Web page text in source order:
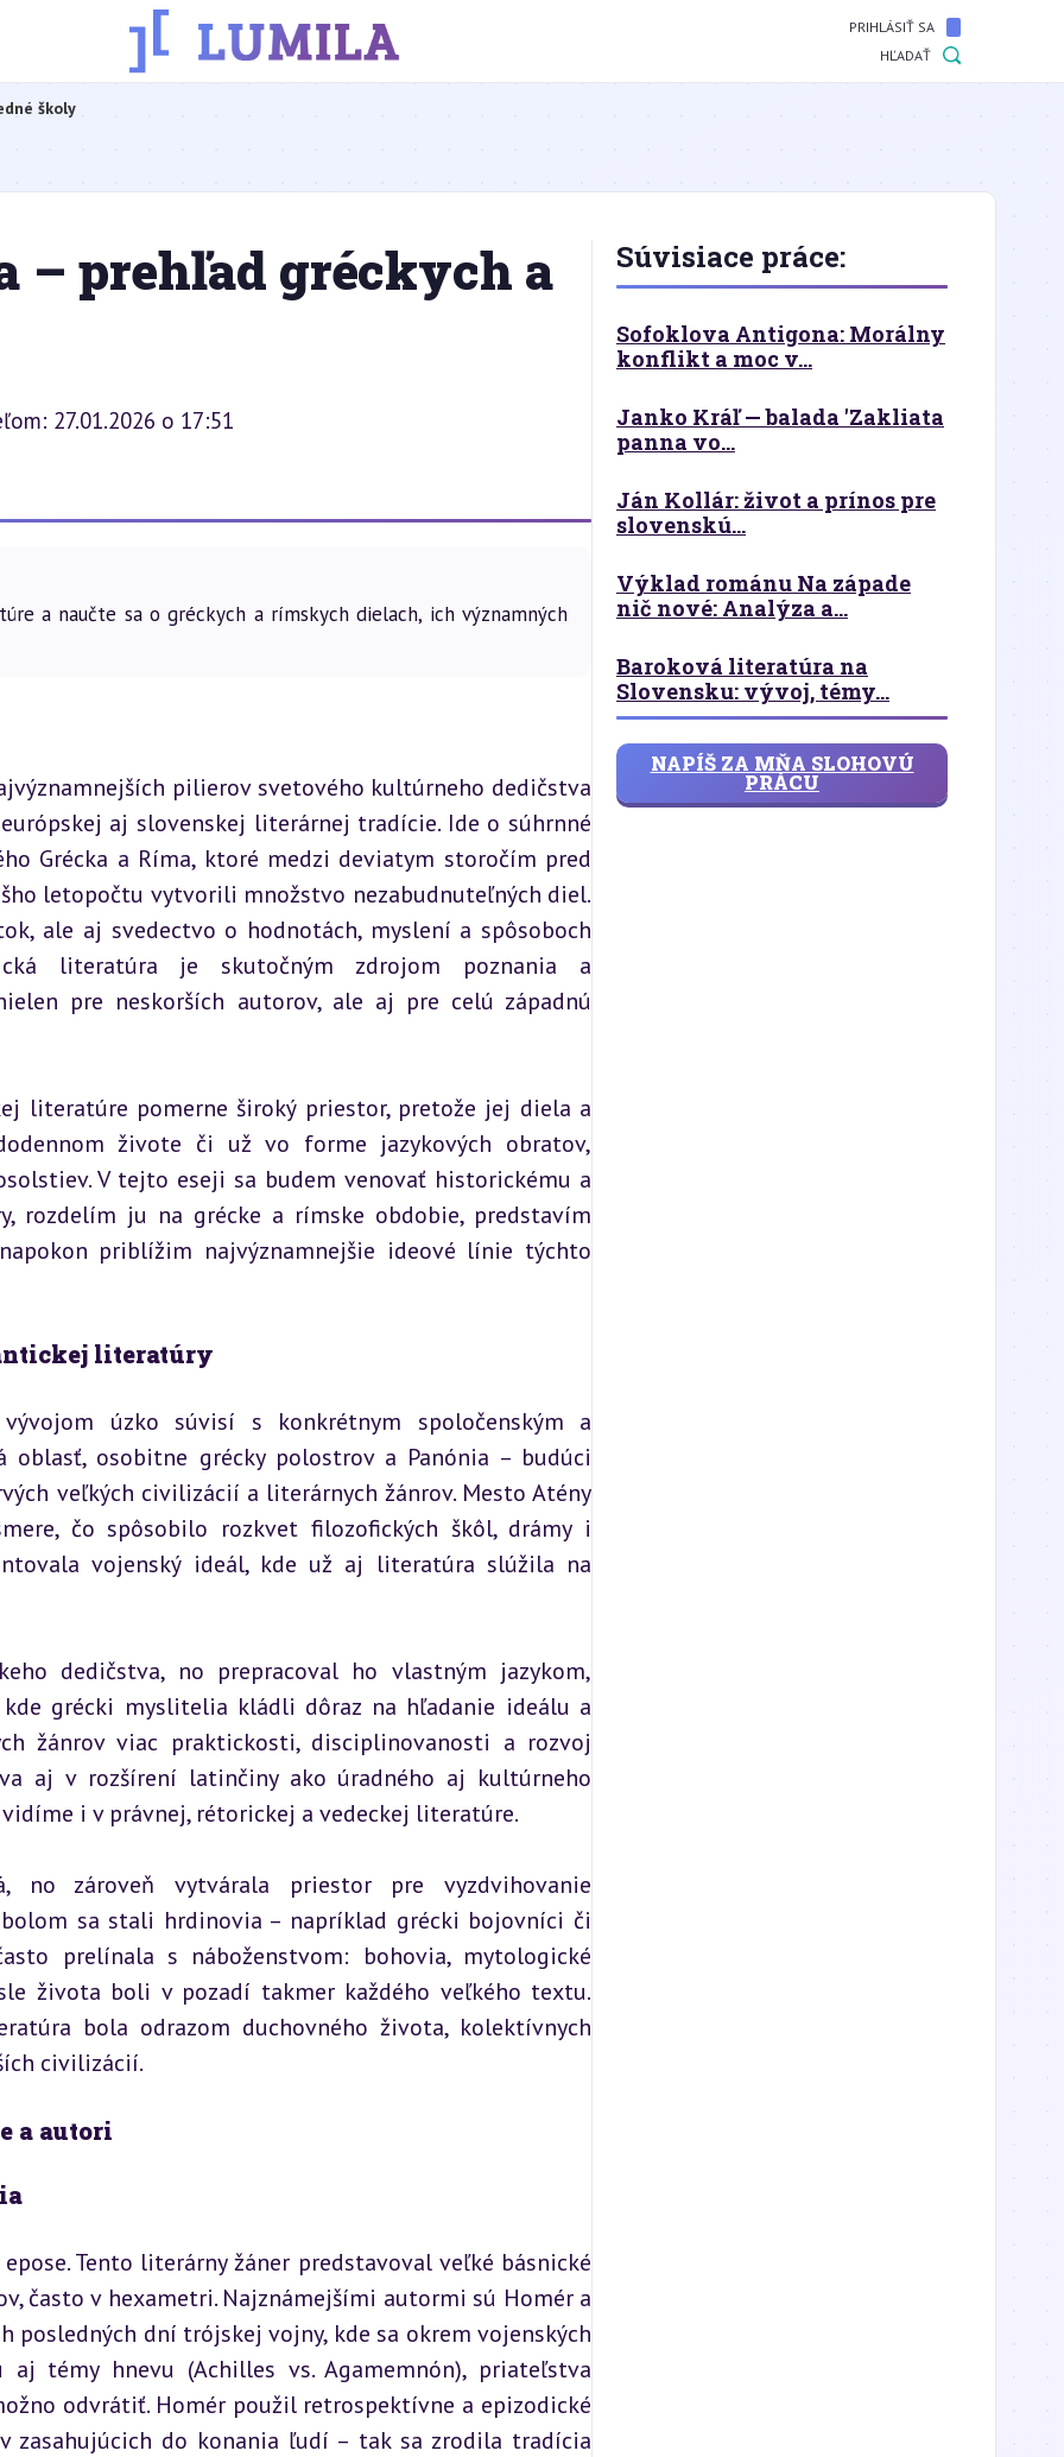
PRIHLÁSIŤ SA
HĽADAŤ
školy
– prehľad gréckych a
27.01.2026 o 17:51
a naučte sa o gréckych a rímskych dielach, ich významných
pilierov svetového kultúrneho dedičstva
aj slovenskej literárnej tradície. Ide o súhrnné
Grécka a Ríma, ktoré medzi deviatym storočím pred
letopočtu vytvorili množstvo nezabudnuteľných diel.
ale aj svedectvo o hodnotách, myslení a spôsoboch
literatúra je skutočným zdrojom poznania a
pre neskorších autorov, ale aj pre celú západnú
literatúre pomerne široký priestor, pretože jej diela a
živote či už vo forme jazykových obratov,
V tejto eseji sa budem venovať historickému a
rozdelím ju na grécke a rímske obdobie, predstavím
priblížim najvýznamnejšie ideové línie týchto
literatúry
úzko súvisí s konkrétnym spoločenským a
oblasť, osobitne grécky polostrov a Panónia – budúci
veľkých civilizácií a literárnych žánrov. Mesto Atény
čo spôsobilo rozkvet filozofických škôl, drámy i
vojenský ideál, kde už aj literatúra slúžila na
dedičstva, no prepracoval ho vlastným jazykom,
grécki myslitelia kládli dôraz na hľadanie ideálu a
žánrov viac praktickosti, disciplinovanosti a rozvoj
aj v rozšírení latinčiny ako úradného aj kultúrneho
i v právnej, rétorickej a vedeckej literatúre.
no zároveň vytvárala priestor pre vyzdvihovanie
sa stali hrdinovia – napríklad grécki bojovníci či
prelínala s náboženstvom: bohovia, mytologické
života boli v pozadí takmer každého veľkého textu.
bola odrazom duchovného života, kolektívnych
civilizácií.
a autori
Tento literárny žáner predstavoval veľké básnické
často v hexametri. Najznámejšími autormi sú Homér a
posledných dní trójskej vojny, kde sa okrem vojenských
témy hnevu (Achilles vs. Agamemnón), priateľstva
odvrátiť. Homér použil retrospektívne a epizodické
zasahujúcich do konania ľudí – tak sa zrodila tradícia
Súvisiace práce:
Sofoklova Antigona: Morálny
konflikt a moc v...
Janko Kráľ — balada 'Zakliata
panna vo...
Ján Kollár: život a prínos pre
slovenskú...
Výklad románu Na západe
nič nové: Analýza a...
Baroková literatúra na
Slovensku: vývoj, témy...
NAPÍŠ ZA MŇA SLOHOVÚ
PRÁCU